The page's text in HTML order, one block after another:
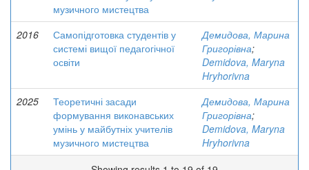
музичного мистецтва
2016
Самопідготовка студентів у
системі вищої педагогічної
освіти
Демидова, Марина
Григорівна;
Demidova, Maryna
Hryhorivna
2025
Теоретичні засади
формування виконавських
умінь у майбутніх учителів
музичного мистецтва
Демидова, Марина
Григорівна;
Demidova, Maryna
Hryhorivna